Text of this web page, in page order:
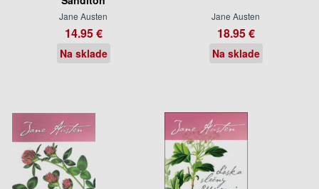
Jane Austen
14.95 €
Na sklade
Jane Austen
18.95 €
Na sklade